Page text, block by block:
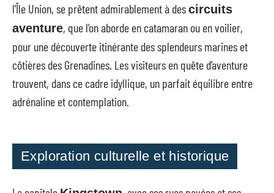
l’Île Union, se prêtent admirablement à descircuits
aventure, que l’on aborde en catamaran ou en voilier,
pour une découverte itinérante des splendeurs marines et
côtières des Grenadines. Les visiteurs en quête d’aventure
trouvent, dans ce cadre idyllique, un parfait équilibre entre
adrénaline et contemplation.
Exploration culturelle et historique